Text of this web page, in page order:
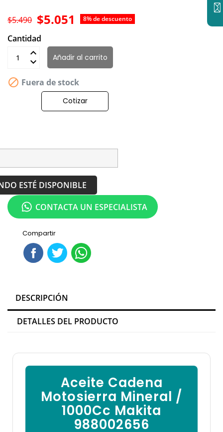
$5.051 8% de descuento
$5.490
Cantidad
Añadir al carrito
 Fuera de stock
Cotizar
ESTÉ DISPONIBLE
Compartir
CONTACTA UN ESPECIALISTA
DESCRIPCIÓN
DETALLES DEL PRODUCTO
Aceite Cadena
Motosierra Mineral /
1000Cc Makita
988002656